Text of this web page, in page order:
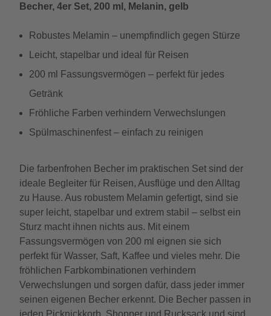
Becher, 4er Set, 200 ml, Melanin, gelb
Robustes Melamin – unempfindlich gegen Stürze
Leicht, stapelbar und ideal für Reisen
200 ml Fassungsvermögen – perfekt für jedes
Getränk
Fröhliche Farben verhindern Verwechslungen
Spülmaschinenfest – einfach zu reinigen
Die farbenfrohen Becher im praktischen Set sind der
ideale Begleiter für Reisen, Ausflüge und den Alltag
zu Hause. Aus robustem Melamin gefertigt, sind sie
super leicht, stapelbar und extrem stabil – selbst ein
Sturz macht ihnen nichts aus. Mit einem
Fassungsvermögen von 200 ml eignen sie sich
perfekt für Wasser, Saft, Kaffee und vieles mehr. Die
fröhlichen Farbkombinationen verhindern
Verwechslungen und sorgen dafür, dass jeder immer
seinen eigenen Becher erkennt. Die Becher passen in
jeden Picknickkorb, Shopper und Rucksack und sind